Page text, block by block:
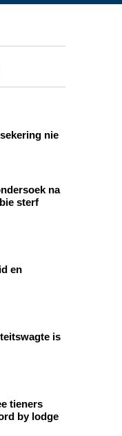
nie
na
sterf
en
is
tieners
by lodge